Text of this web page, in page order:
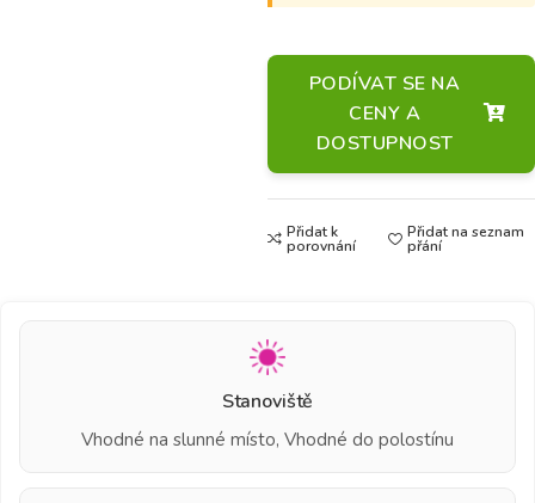
PODÍVAT SE NA
CENY A
DOSTUPNOST
Přidat k
porovnání
Přidat na seznam
přání
Stanoviště
Vhodné na slunné místo, Vhodné do polostínu